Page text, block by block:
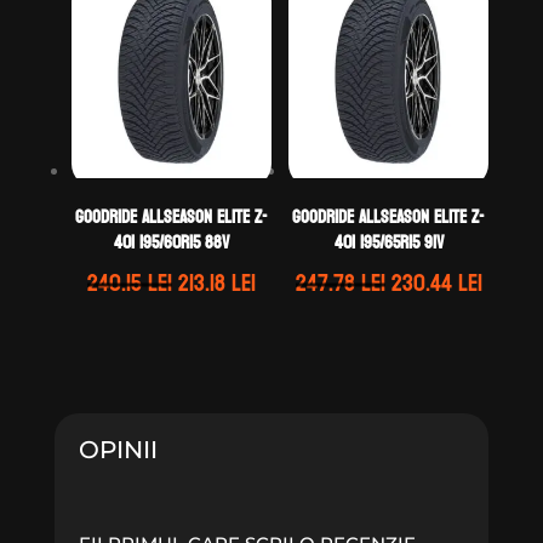
269.25 lei. 241.35 lei.
GOODRIDE ALLSEASON ELITE Z-
401 195/60R15 88V
240.15leiPrețul
213.18leiPrețul
GOODRIDE ALLSEASON ELITE Z-
401 195/65R15 91V
247.78leiPrețul
230.44leiPrețul
OPINII